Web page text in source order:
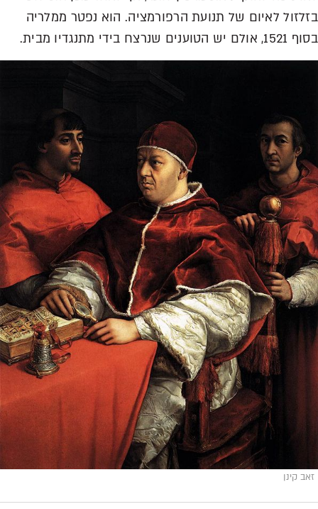
בזלזול לאיום של תנועת הרפורמציה. הוא נפטר ממלריה
בסוף 1521, אולם יש הטוענים שנרצח בידי מתנגדיו מבית.
זאב קינן